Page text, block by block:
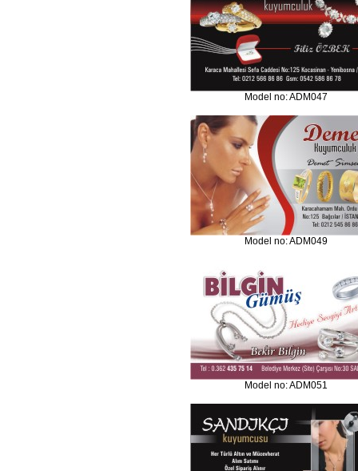
Model no: ADM047
Model no: ADM049
Model no: ADM051